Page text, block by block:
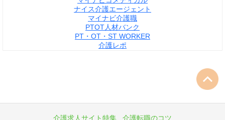
ナイス介護エージェント
マイナビ介護職
PTOT人材バンク
PT・OT・ST WORKER
介護レポ
介護求人サイト特集 介護転職のコツ